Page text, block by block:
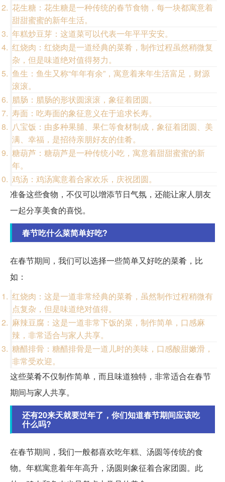
花生糖：花生糖是一种传统的春节食物，每一块都寓意着
甜甜蜜蜜的新年生活。
年糕炒豆芽：这道菜可以代表一年平平安安。
红烧肉：红烧肉是一道经典的菜肴，制作过程虽然稍微复
杂，但是味道绝对值得努力。
鱼生：鱼生又称“年年有余”，寓意着来年生活富足，财源
滚滚。
腊肠：腊肠的形状圆滚滚，象征着团圆。
寿面：吃寿面的象征意义在于追求长寿。
八宝饭：由多种果脯、果仁等食材制成，象征着团圆、美
满、幸福，是招待亲朋好友的佳肴。
糖葫芦：糖葫芦是一种传统小吃，寓意着甜甜蜜蜜的新
年。
鸡汤：鸡汤寓意着合家欢乐，庆祝团圆。
准备这些食物，不仅可以增添节日气氛，还能让家人朋友
一起分享美食的喜悦。
春节吃什么菜简单好吃?
在春节期间，我们可以选择一些简单又好吃的菜肴，比
如：
红烧肉：这是一道非常经典的菜肴，虽然制作过程稍微有
点复杂，但是味道绝对值得。
麻辣豆腐：这是一道非常下饭的菜，制作简单，口感麻
辣，非常适合与家人共享。
糖醋排骨：糖醋排骨是一道儿时的美味，口感酸甜嫩滑，
非常受欢迎。
这些菜肴不仅制作简单，而且味道独特，非常适合在春节
期间与家人共享。
还有20来天就要过年了，你们知道春节期间应该吃
什么吗?
在春节期间，我们一般都喜欢吃年糕、汤圆等传统的食
物。年糕寓意着年年高升，汤圆则象征着合家团圆。此